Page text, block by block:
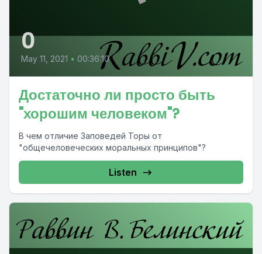
0
May 11, 2021 • 00:36:10
Достаточно ли просто быть
"хорошим человеком"?
В чем отличие Заповедей Торы от
"общечеловеческих моральных принципов"?
Listen